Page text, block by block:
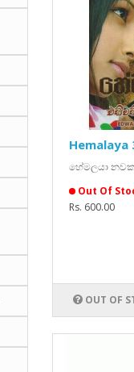
හේමලයා
Out Of
Rs. 600.00
OUT OF